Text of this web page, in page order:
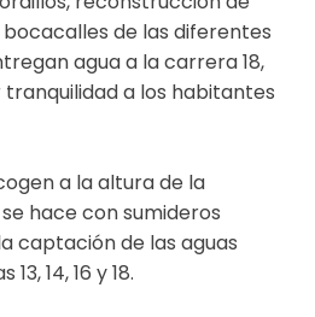
de las diferentes
agua a la carrera 18,
a los habitantes
a la altura de la
hace con sumideros
captación de las aguas
14, 16 y 18.